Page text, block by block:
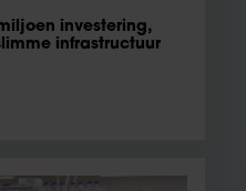
investering,
infrastructuur